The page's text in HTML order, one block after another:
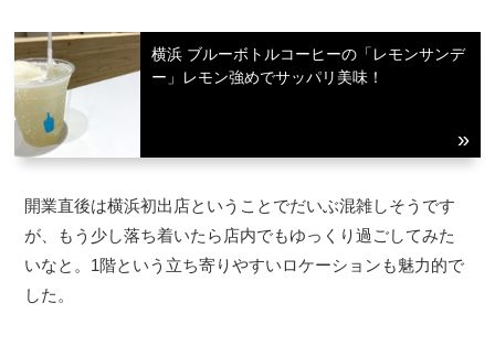
横浜 ブルーボトルコーヒーの「レモンサンデ
ー」レモン強めでサッパリ美味！
開業直後は横浜初出店ということでだいぶ混雑しそうです
が、もう少し落ち着いたら店内でもゆっくり過ごしてみた
いなと。1階という立ち寄りやすいロケーションも魅力的で
した。